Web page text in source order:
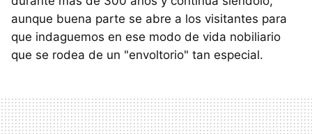
aunque buena parte se abre a los visitantes para
que indaguemos en ese modo de vida nobiliario
que se rodea de un "envoltorio" tan especial.